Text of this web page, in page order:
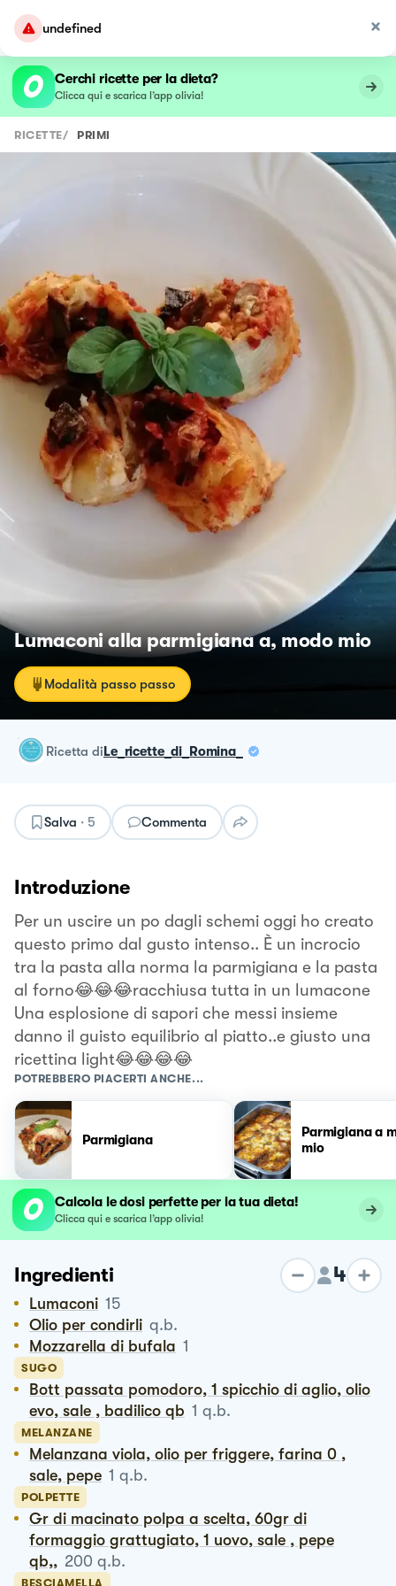
undefined
Cerchi ricette per la dieta?
Clicca qui e scarica l’app olivia!
RICETTE/ PRIMI
Lumaconi alla parmigiana a, modo mio
Modalità passo passo
ricetta diLe_ricette_di_Romina_
Salva · 5 Commenta
Introduzione
Per un uscire un po dagli schemi oggi ho creato
questo primo dal gusto intenso.. È un incrocio
tra la pasta alla norma la parmigiana e la pasta
al forno😂😂😂racchiusa tutta in un lumacone
Una esplosione di sapori che messi insieme
danno il guisto equilibrio al piatto..e giusto una
ricettina light😂😂😂😂
POTREBBERO PIACERTI ANCHE...
Parmigiana
Parmigiana a
mio
Calcola le dosi perfette per la tua dieta!
Clicca qui e scarica l’app olivia!
Ingredienti 4
Lumaconi 15
Olio per condirli q.b.
Mozzarella di bufala 1
SUGO
Bott passata pomodoro, 1 spicchio di aglio, olio
evo, sale , badilico qb 1 q.b.
MELANZANE
Melanzana viola, olio per friggere, farina 0 ,
sale, pepe 1 q.b.
POLPETTE
Gr di macinato polpa a scelta, 60gr di
formaggio grattugiato, 1 uovo, sale , pepe
qb,, 200 q.b.
BESCIAMELLA